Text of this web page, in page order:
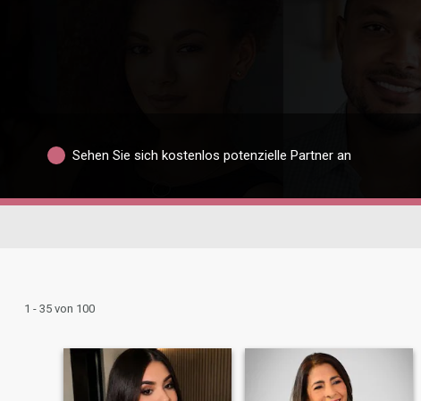
Sehen Sie sich kostenlos potenzielle Partner an
1 - 35 von 100